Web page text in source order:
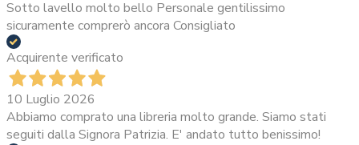
Sotto lavello molto bello Personale gentilissimo
sicuramente comprerò ancora Consigliato
Acquirente verificato
10 Luglio 2026
Abbiamo comprato una libreria molto grande. Siamo stati
seguiti dalla Signora Patrizia. E' andato tutto benissimo!